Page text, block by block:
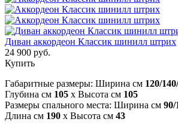
Диван аккордеон Классик шинилл штрих
24 900 руб.
Купить
Габаритные размеры: Ширина см 120/
Глубина см 105 x Высота см 105
Размеры спального места: Ширина см 90/
Длина см 190 x Высота см 43